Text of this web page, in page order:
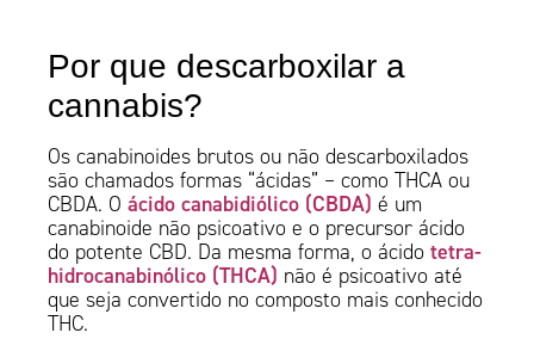
Por que descarboxilar a
cannabis?
Os canabinoides brutos ou não descarboxilados
são chamados formas “ácidas” – como THCA ou
CBDA. Oácido canabidiólico (CBDA)é um
canabinoide não psicoativo e o precursor ácido
do potente CBD. Da mesma forma, o ácidotetra-
hidrocanabinólico (THCA) não é psicoativo até
que seja convertido no composto mais conhecido
THC.